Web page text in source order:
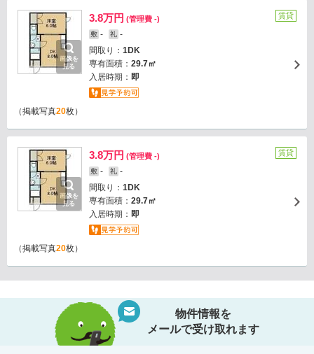
画像を
見る
3.8万円 (管理費 -)
敷 - 礼 -
間取り： 1DK
専有面積： 29.7㎡
入居時期： 即
賃貸
（掲載写真20枚）
画像を
見る
3.8万円 (管理費 -)
敷 - 礼 -
間取り： 1DK
専有面積： 29.7㎡
入居時期： 即
賃貸
（掲載写真20枚）
物件情報を
メールで受け取れます